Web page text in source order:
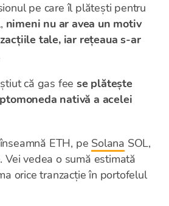
pe care îl plătești pentru
nimeni nu ar avea un motiv
tale, iar rețeaua s-ar
că gas fee se plătește
nativă a acelei
ETH, pe Solana SOL,
Vei vedea o sumă estimată
orice tranzacție în portofelul